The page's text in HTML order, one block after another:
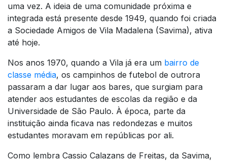
uma vez. A ideia de uma comunidade próxima e
integrada está presente desde 1949, quando foi criada
a Sociedade Amigos de Vila Madalena (Savima), ativa
até hoje.
Nos anos 1970, quando a Vila já era um bairro de
classe média, os campinhos de futebol de outrora
passaram a dar lugar aos bares, que surgiam para
atender aos estudantes de escolas da região e da
Universidade de São Paulo. À época, parte da
instituição ainda ficava nas redondezas e muitos
estudantes moravam em repúblicas por ali.
Como lembra Cassio Calazans de Freitas, da Savima,